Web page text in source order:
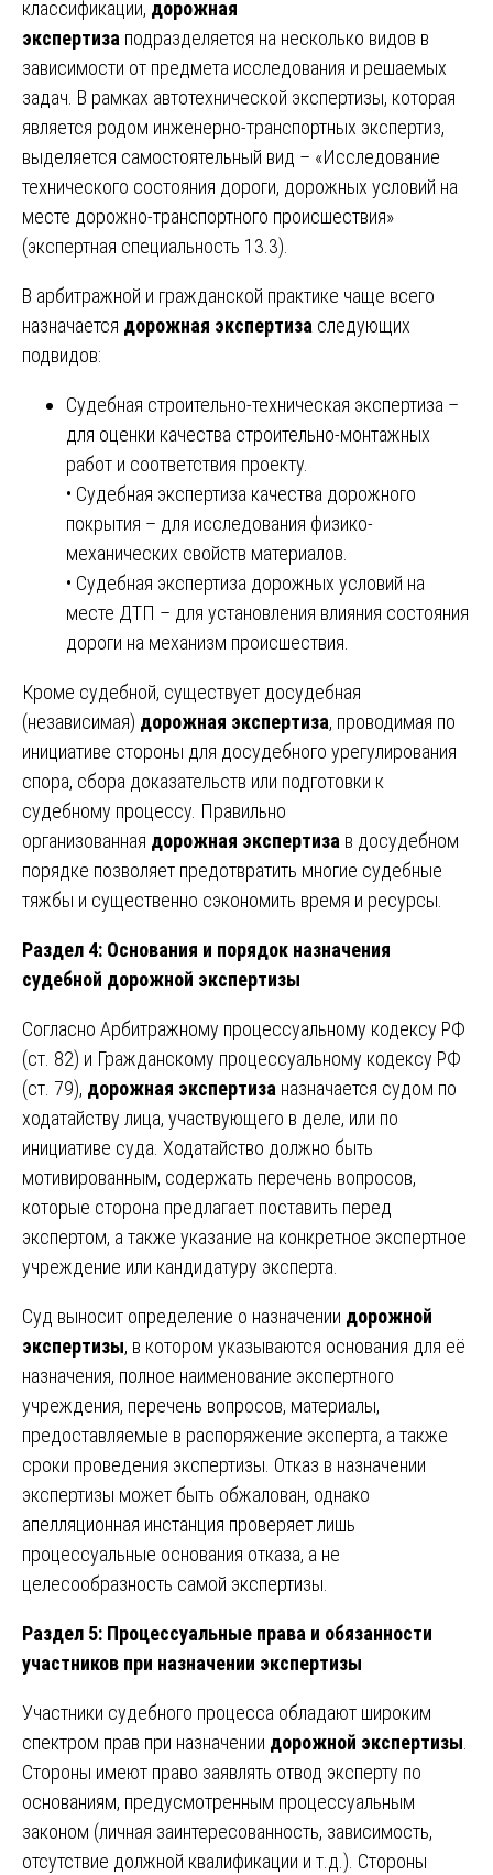
классификации, дорожная
экспертиза подразделяется на несколько видов в
зависимости от предмета исследования и решаемых
задач. В рамках автотехнической экспертизы, которая
является родом инженерно-транспортных экспертиз,
выделяется самостоятельный вид – «Исследование
технического состояния дороги, дорожных условий на
месте дорожно-транспортного происшествия»
(экспертная специальность 13.3).
В арбитражной и гражданской практике чаще всего
назначается дорожная экспертиза следующих
подвидов:
Судебная строительно-техническая экспертиза –
для оценки качества строительно-монтажных
работ и соответствия проекту.
• Судебная экспертиза качества дорожного
покрытия – для исследования физико-
механических свойств материалов.
• Судебная экспертиза дорожных условий на
месте ДТП – для установления влияния состояния
дороги на механизм происшествия.
Кроме судебной, существует досудебная
(независимая) дорожная экспертиза, проводимая по
инициативе стороны для досудебного урегулирования
спора, сбора доказательств или подготовки к
судебному процессу. Правильно
организованная дорожная экспертиза в досудебном
порядке позволяет предотвратить многие судебные
тяжбы и существенно сэкономить время и ресурсы.
Раздел 4: Основания и порядок назначения
судебной дорожной экспертизы
Согласно Арбитражному процессуальному кодексу РФ
(ст. 82) и Гражданскому процессуальному кодексу РФ
(ст. 79), дорожная экспертиза назначается судом по
ходатайству лица, участвующего в деле, или по
инициативе суда. Ходатайство должно быть
мотивированным, содержать перечень вопросов,
которые сторона предлагает поставить перед
экспертом, а также указание на конкретное экспертное
учреждение или кандидатуру эксперта.
Суд выносит определение о назначении дорожной
экспертизы, в котором указываются основания для её
назначения, полное наименование экспертного
учреждения, перечень вопросов, материалы,
предоставляемые в распоряжение эксперта, а также
сроки проведения экспертизы. Отказ в назначении
экспертизы может быть обжалован, однако
апелляционная инстанция проверяет лишь
процессуальные основания отказа, а не
целесообразность самой экспертизы.
Раздел 5: Процессуальные права и обязанности
участников при назначении экспертизы
Участники судебного процесса обладают широким
спектром прав при назначении дорожной экспертизы
Стороны имеют право заявлять отвод эксперту по
основаниям, предусмотренным процессуальным
законом (личная заинтересованность, зависимость,
отсутствие должной квалификации и т.д.). Стороны